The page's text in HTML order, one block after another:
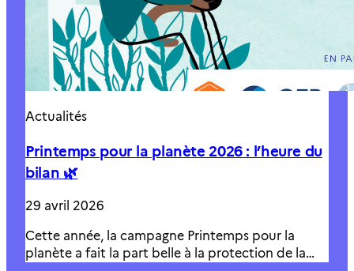
Actualités
Printemps pour la planète 2026 : l’heure du
bilan 🌿
29 avril 2026
Cette année, la campagne Printemps pour la
planète a fait la part belle à la protection de la…